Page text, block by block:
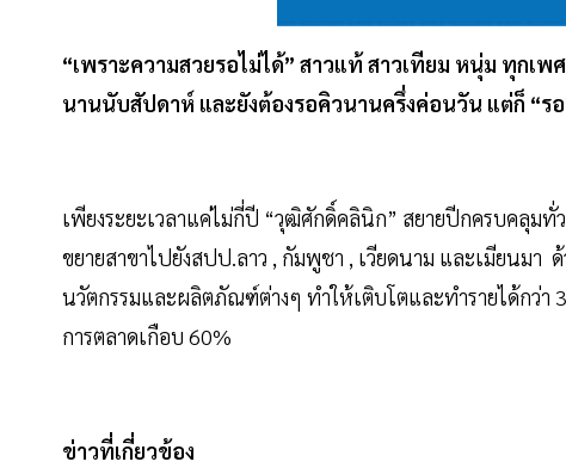
“เพราะความสวยรอไม่ได้” สาวแท้ สาวเทียม หนุ่ม ทุกเ
นานนับสัปดาห์ และยังต้องรอคิวนานครึ่งค่อนวัน แต่ก็ “รอ
เพียงระยะเวลาแค่ไม่กี่ปี “วุฒิศักดิ์คลินิก” สยายปีกครบคลุมทั่
ขยายสาขาไปยังสปป.ลาว , กัมพูชา , เวียดนาม และเมียนมา
นวัตกรรมและผลิตภัณฑ์ต่างๆ ทำให้เติบโตและทำรายได้กว่
การตลาดเกือบ 60%
ข่าวที่เกี่ยวข้อง